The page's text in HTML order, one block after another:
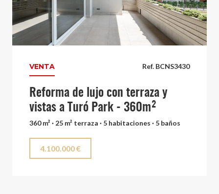
Ref. BCNS3430
VENTA
Reforma de lujo con terraza y
vistas a Turó Park - 360m²
360 m² · 25 m² terraza · 5 habitaciones · 5 baños
4.100.000 €